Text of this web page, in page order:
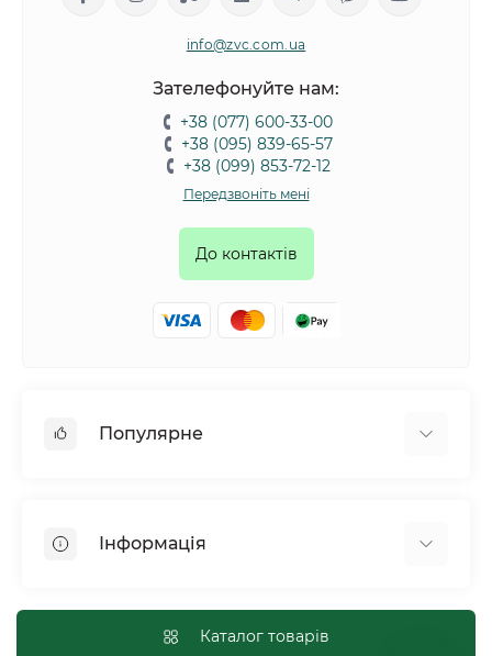
info@zvc.com.ua
Зателефонуйте нам:
+38 (077) 600-33-00
+38 (095) 839-65-57
+38 (099) 853-72-12
Передзвоніть мені
До контактів
Популярне
Птахи
Рептилії
Сільськогосподарські тварини та птахи
Інформація
Оплата і доставка
Каталог товарів